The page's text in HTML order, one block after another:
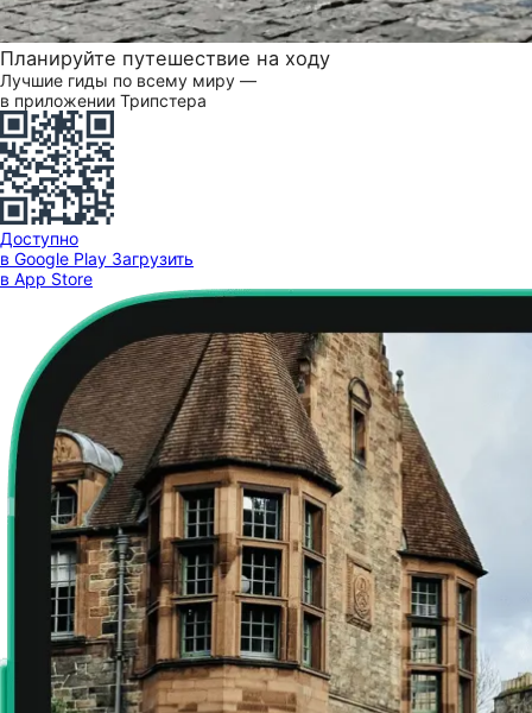
Планируйте путешествие на ходу
Лучшие гиды по всему миру —
в приложении Трипстера
Доступно
в Google Play Загрузить
в App Store